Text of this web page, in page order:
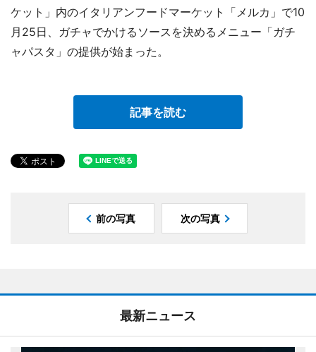
ケット」内のイタリアンフードマーケット「メルカ」で10
月25日、ガチャでかけるソースを決めるメニュー「ガチ
ャパスタ」の提供が始まった。
記事を読む
前の写真 次の写真
最新ニュース